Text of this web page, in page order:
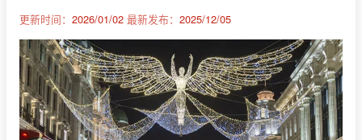
更新时间： 2026/01/02 最新发布： 2025/12/05